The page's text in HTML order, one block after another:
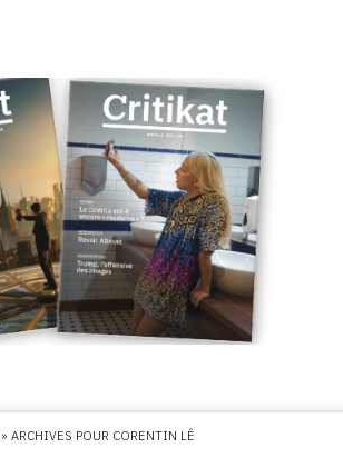
»ARCHIVES POUR CORENTIN LÊ